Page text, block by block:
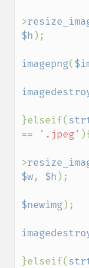
>
$h );
imagepng(
}elseif(
==
'.jpeg'
>
$w, $h );
$newimg);
}elseif(